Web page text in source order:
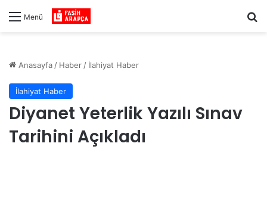
Menü
Anasayfa / Haber / İlahiyat Haber
İlahiyat Haber
Diyanet Yeterlik Yazılı Sınav
Tarihini Açıkladı